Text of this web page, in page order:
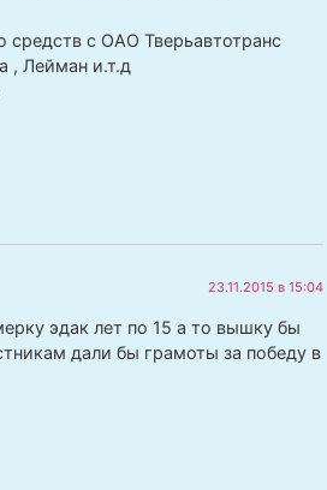
с ОАО Тверьавтотранс
, Лейман и.т.д
23.11.2015 в 15:04
эдак лет по 15 а то вышку бы
дали бы грамоты за победу в